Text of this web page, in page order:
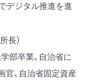
デジタル推進を進
長）
部卒業、自治省に
官、自治省固定資産